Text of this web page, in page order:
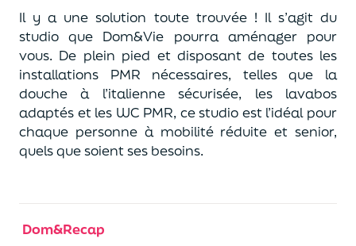
Il y a une solution toute trouvée ! Il s’agit du
studio que Dom&Vie pourra aménager pour
vous. De plein pied et disposant de toutes les
installations PMR nécessaires, telles que la
douche à l’italienne sécurisée, les lavabos
adaptés et les WC PMR, ce studio est l’idéal pour
chaque personne à mobilité réduite et senior,
quels que soient ses besoins.
Dom&Recap